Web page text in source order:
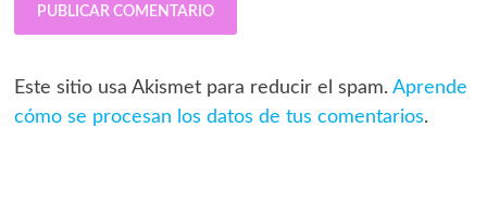
Este sitio usa Akismet para reducir el spam. Aprende
cómo se procesan los datos de tus comentarios.